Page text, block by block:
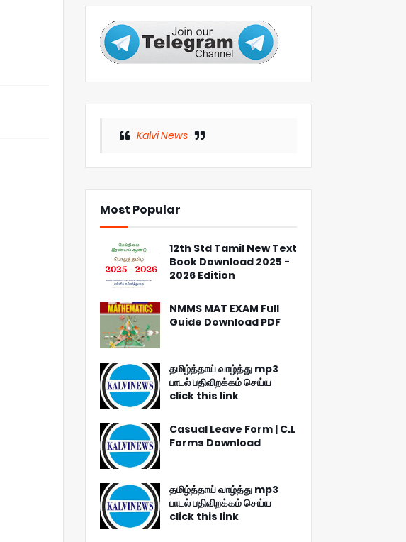
Kalvi News
Most Popular
12th Std Tamil New Text
Book Download 2025 -
2026 Edition
NMMS MAT EXAM Full
Guide Download PDF
தமிழ்த்தாய் வாழ்த்து mp3
பாடல் பதிவிறக்கம் செய்ய
click this link
Casual Leave Form | C.L
Forms Download
தமிழ்த்தாய் வாழ்த்து mp3
பாடல் பதிவிறக்கம் செய்ய
click this link